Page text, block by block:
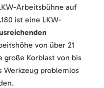
Arbeitsbühne auf
ist eine LKW-
von über 21
Korblast von bis
Werkzeug problemlos